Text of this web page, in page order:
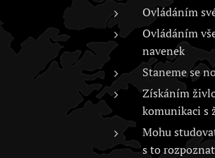
Ovládáním
Ovládáním
navenek
Staneme se
Získáním
komunikaci s
Mohu
s to